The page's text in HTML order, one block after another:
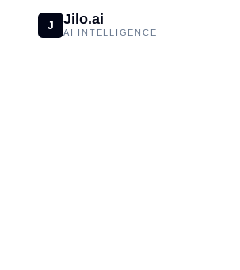
J Jilo.ai
AI INTELLIGENCE